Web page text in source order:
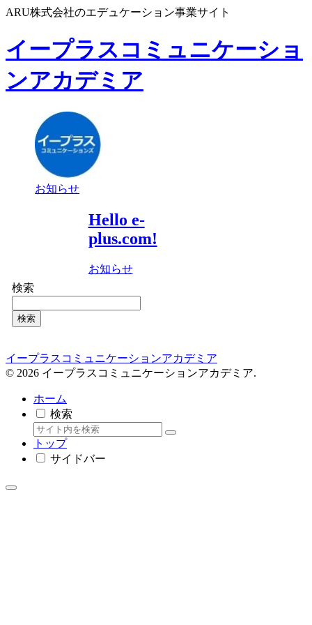
ARU株式会社のエデュケーション事業サイト
イープラスコミュニケーショ
ンアカデミア
お知らせ
Hello e-
plus.com!
お知らせ
検索
検索
イープラスコミュニケーションアカデミア
© 2026 イープラスコミュニケーションアカデミア.
ホーム
検索
トップ
サイドバー